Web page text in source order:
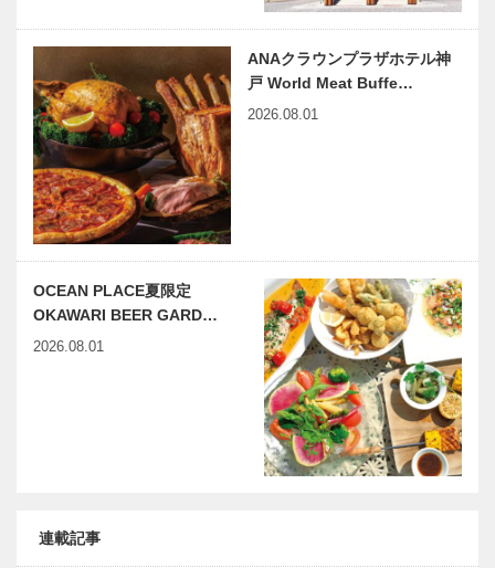
ANAクラウンプラザホテル神
戸 World Meat Buffe…
2026.08.01
OCEAN PLACE夏限定
OKAWARI BEER GARD…
2026.08.01
連載記事